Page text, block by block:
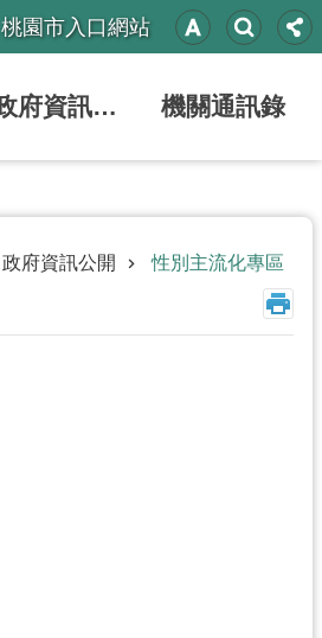
桃園市入口網站
政府資訊公開 機關通訊錄
政府資訊公開 性別主流化專區